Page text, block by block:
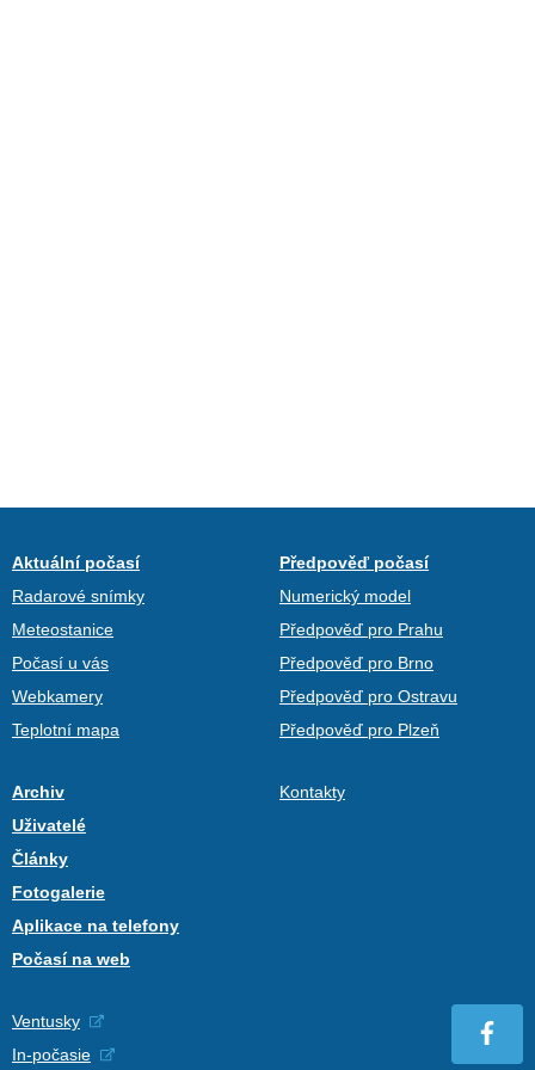
Aktuální počasí
Radarové snímky
Meteostanice
Počasí u vás
Webkamery
Teplotní mapa
Předpověď počasí
Numerický model
Předpověď pro Prahu
Předpověď pro Brno
Předpověď pro Ostravu
Předpověď pro Plzeň
Archiv
Uživatelé
Články
Fotogalerie
Aplikace na telefony
Počasí na web
Kontakty
Ventusky
In-počasie